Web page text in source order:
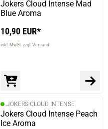
Jokers Cloud Intense Mad
Blue Aroma
10,90 EUR*
inkl. MwSt. zzgl. Versand
JOKERS CLOUD INTENSE
Jokers Cloud Intense Peach
Ice Aroma